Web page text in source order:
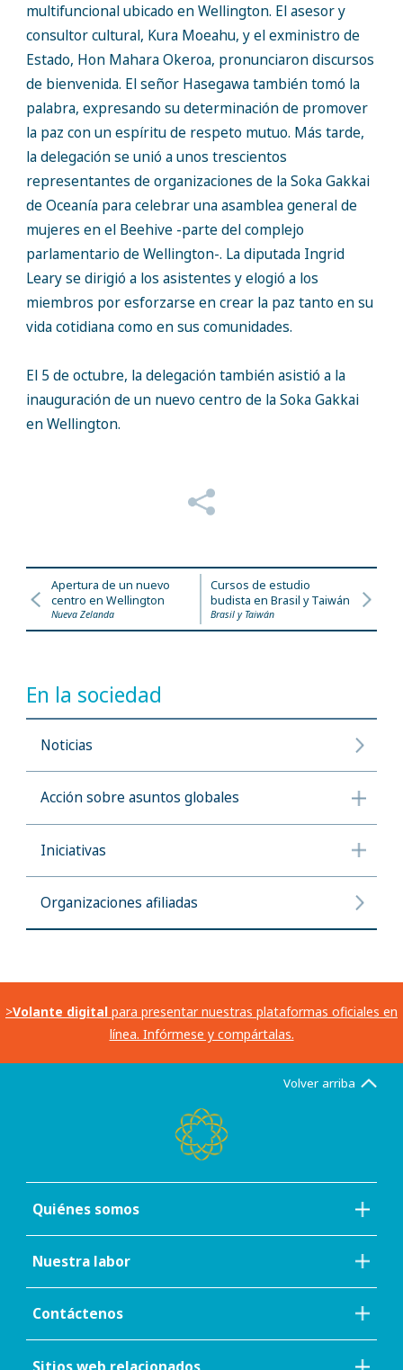
multifuncional ubicado en Wellington. El asesor y
consultor cultural, Kura Moeahu, y el exministro de
Estado, Hon Mahara Okeroa, pronunciaron discursos
de bienvenida. El señor Hasegawa también tomó la
palabra, expresando su determinación de promover
la paz con un espíritu de respeto mutuo. Más tarde,
la delegación se unió a unos trescientos
representantes de organizaciones de la Soka Gakkai
de Oceanía para celebrar una asamblea general de
mujeres en el Beehive -parte del complejo
parlamentario de Wellington-. La diputada Ingrid
Leary se dirigió a los asistentes y elogió a los
miembros por esforzarse en crear la paz tanto en su
vida cotidiana como en sus comunidades.
El 5 de octubre, la delegación también asistió a la
inauguración de un nuevo centro de la Soka Gakkai
en Wellington.
Apertura de un nuevo
centro en Wellington
Nueva Zelanda
Cursos de estudio
budista en Brasil y Taiwán
Brasil y Taiwán
En la sociedad
Noticias
Acción sobre asuntos globales
Iniciativas
Organizaciones afiliadas
>Volante digital para presentar nuestras plataformas oficiales en
línea. Infórmese y compártalas.
Volver arriba
Quiénes somos
Nuestra labor
Contáctenos